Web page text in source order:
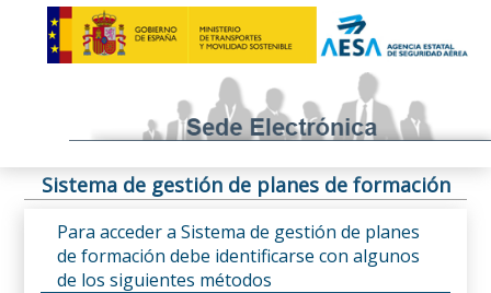
Sistema de gestión de planes de formación
Para acceder a Sistema de gestión de planes
de formación debe identificarse con algunos
de los siguientes métodos